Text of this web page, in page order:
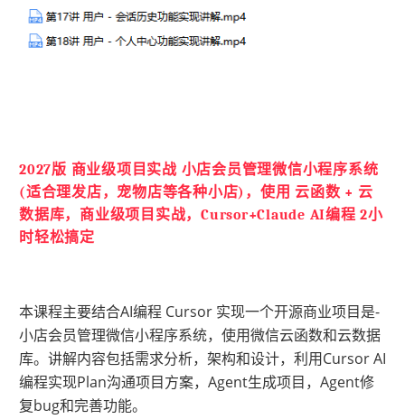
2027版 商业级项目实战 小店会员管理微信小程序系统
(适合理发店，宠物店等各种小店)，使用 云函数 + 云
数据库，商业级项目实战，Cursor+Claude AI编程 2小
时轻松搞定
本课程主要结合AI编程 Cursor 实现一个开源商业项目是-
小店会员管理微信小程序系统，使用微信云函数和云数据
库。讲解内容包括需求分析，架构和设计，利用Cursor AI
编程实现Plan沟通项目方案，Agent生成项目，Agent修
复bug和完善功能。